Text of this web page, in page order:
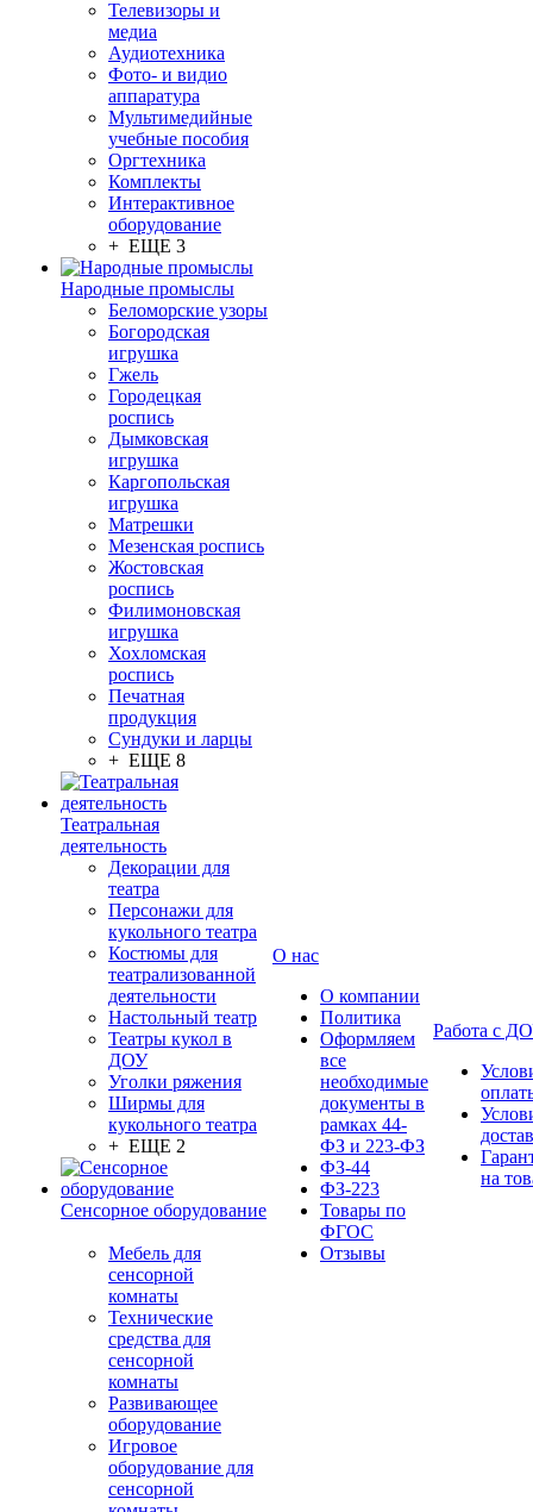
Телевизоры и
медиа
Аудиотехника
Фото- и видио
аппаратура
Мультимедийные
учебные пособия
Оргтехника
Комплекты
Интерактивное
оборудование
+ ЕЩЕ 3
Народные промыслы
Беломорские узоры
Богородская
игрушка
Гжель
Городецкая
роспись
Дымковская
игрушка
Каргопольская
игрушка
Матрешки
Мезенская роспись
Жостовская
роспись
Филимоновская
игрушка
Хохломская
роспись
Печатная
продукция
Сундуки и ларцы
+ ЕЩЕ 8
Театральная
деятельность
Декорации для
театра
Персонажи для
кукольного театра
Костюмы для
театрализованной
деятельности
Настольный театр
Театры кукол в
ДОУ
Уголки ряжения
Ширмы для
кукольного театра
+ ЕЩЕ 2
Сенсорное оборудование
Мебель для
сенсорной
комнаты
Технические
средства для
сенсорной
комнаты
Развивающее
оборудование
Игровое
оборудование для
сенсорной
О нас
О компании
Политика
Оформляем
все
необходимые
документы в
рамках 44-
ФЗ и 223-ФЗ
ФЗ-44
ФЗ-223
Товары по
ФГОС
Отзывы
Работа с
на